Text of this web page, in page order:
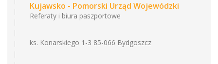
Kujawsko - Pomorski Urząd Wojewódzki
Referaty i biura paszportowe
ks. Konarskiego 1-3 85-066 Bydgoszcz